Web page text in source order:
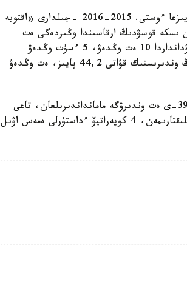
ايتا كەتۋ كەرەك، اقتوبە وبلىسىندا كۇنباعىس مايىن شىعارۋ 48 پايىزعا ءوستى. 2015-2016 -جىلدارى «اقتوبە
قوسۋدىڭ ارقاسىندا وڭىردەگى ەت
ءوندىرۋ كاسىپورىندارىنىڭ قۋاتى 12,2 مىڭ تونناعا ارتتى. قازىر اۋدانداردا 10 ەت وڭدەۋ، 5 ءسۇت وڭدەۋ
سەحتارى جۇمىس ىستەپ تۇر. ءىرى ءسۇت وڭدەۋ كاسىپورىندارىنىڭ وندىرىستىك قۋاتى 44,2 پايىز، ەت وڭدەۋ
وتكەن جىلى 72 اۋىل شارۋاشىلىق كووپەراتيۆى قۇرىلسا، ولاردىڭ 39-ى ەت وندىرۋگە مامانداندىرىلعان، تاعى
13- ءسۇت وندىرۋمەن، 14- ءبىر ۋاقىتتا مال جانە ەگىن شارۋاشىلىقتارىمەن، 4 كوپەراتيۆ ءداستۇرلى ەمەس اۋىل